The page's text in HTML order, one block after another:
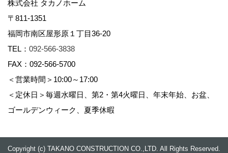
株式会社 タカノホーム
〒811-1351
福岡市南区屋形原１丁目36-20
TEL： 092-566-3838
FAX：092-566-5700
＜営業時間＞10:00～17:00
＜定休日＞毎週水曜日、第2・第4火曜日、年末年始、お盆、
ゴールデンウィーク、夏季休暇
Copyright (c) TAKANO CONSTRUCTION CO.,LTD. All Rights Reserved.